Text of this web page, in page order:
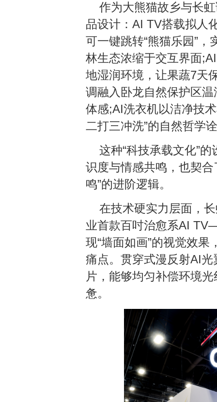
作为大熊猫故乡与长
品设计：AI TV搭载拟人
可一键跳转“熊猫乐园”
林生态浓缩于交互界面
地湿润环境，让果蔬7天
调融入卧龙自然保护区
体感;AI洗衣机以洁净技
二打三冲洗”的自然哲学
这种“科技承载文化”
识度与情感共鸣，也契
鸣”的进阶逻辑。
在技术硬实力层面，
业首款百吋治愈系AI
现“墙面如画”的视觉效
痛点。贯穿式漫反射AI
片，能够均匀补偿环境
惫。